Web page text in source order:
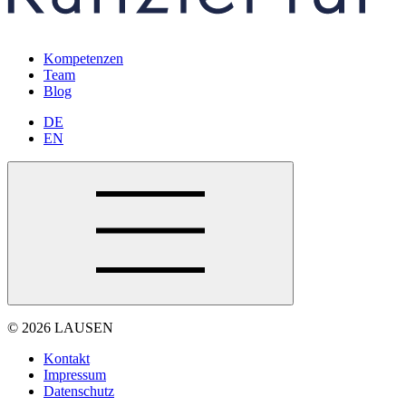
Kompetenzen
Team
Blog
DE
EN
© 2026 LAUSEN
Kontakt
Impressum
Datenschutz